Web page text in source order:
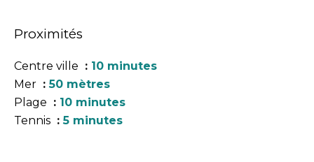
Proximités
Centre ville
10 minutes
Mer
50 mètres
Plage
10 minutes
Tennis
5 minutes